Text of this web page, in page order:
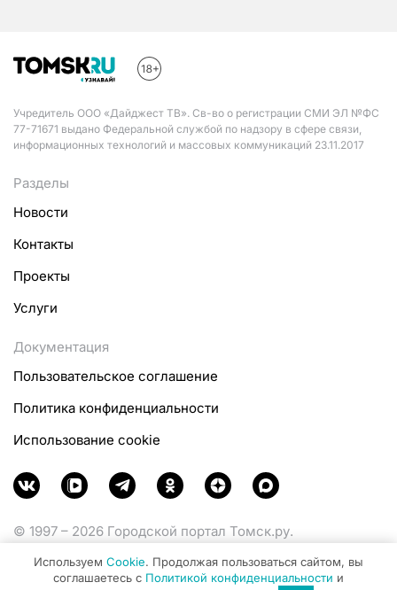
Учредитель ООО «Дайджест ТВ». Св-во о регистрации СМИ ЭЛ №ФС
77-71671 выдано Федеральной службой по надзору в сфере связи,
информационных технологий и массовых коммуникаций 23.11.2017
Разделы
Новости
Контакты
Проекты
Услуги
Документация
Пользовательское соглашение
Политика конфиденциальности
Использование cookie
© 1997 – 2026 Городской портал Томск.ру.
Министерства цифрового развития, связи и массовых
Используем Cookie. Продолжая пользоваться сайтом, вы
соглашаетесь с Политикой конфиденциальности и